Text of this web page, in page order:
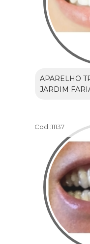
APARELHO
JARDIM
Cod.:11137